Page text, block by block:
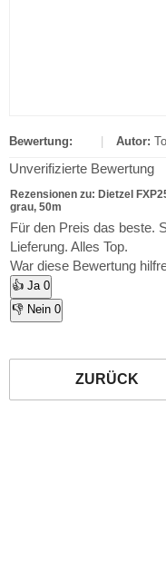
Bewertung: Autor:
Unverifizierte Bewertung
Rezensionen zu: Dietzel
grau, 50m
Für den Preis das beste.
Lieferung. Alles Top.
War diese Bewertung
👍 Ja 0
👎 Nein 0
ZURÜCK